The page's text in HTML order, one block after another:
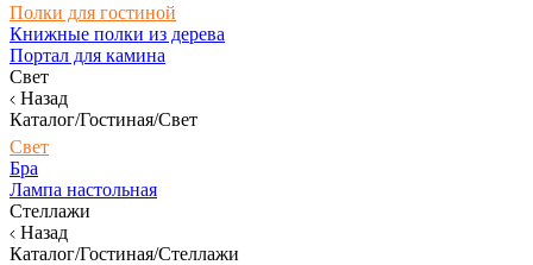
Полки для гостиной
Книжные полки из дерева
Портал для камина
Свет
Назад
Каталог/Гостиная/Свет
Свет
Бра
Лампа настольная
Стеллажи
Назад
Каталог/Гостиная/Стеллажи